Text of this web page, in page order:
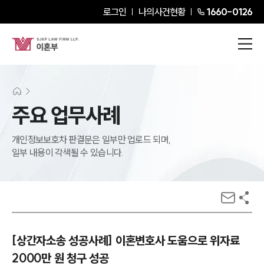
로그인 나의사건현황 1660-0126
주요 업무사례
개인정보보호차 판결문은 일부만 업로드 되며,
일부 내용이 각색될 수 있습니다.
[상간자소송 성공사례] 이혼변호사 도움으로 위자료
2000만 원 청구 성공